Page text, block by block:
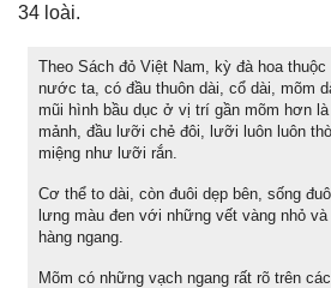
34 loài.
Theo Sách đỏ Việt Nam, kỳ đà hoa
nước ta, có đầu thuôn dài, cổ dài, mõm
mũi hình bầu dục ở vị trí gần mõm hơn
mảnh, đầu lưỡi chẻ đôi, lưỡi luôn luôn
miệng như lưỡi rắn.
Cơ thể to dài, còn đuôi dẹp bên, sống
lưng màu đen với những vết vàng nhỏ
hàng ngang.
Mõm có những vạch ngang rất rõ trên